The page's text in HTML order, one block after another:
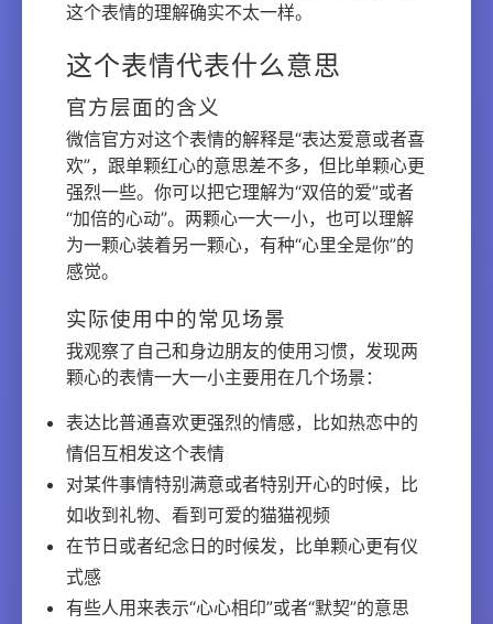
这个表情的理解确实不太一样。
这个表情代表什么意思
官方层面的含义
微信官方对这个表情的解释是“表达爱意或者喜
欢”，跟单颗红心的意思差不多，但比单颗心更
强烈一些。你可以把它理解为“双倍的爱”或者
“加倍的心动”。两颗心一大一小，也可以理解
为一颗心装着另一颗心，有种“心里全是你”的
感觉。
实际使用中的常见场景
我观察了自己和身边朋友的使用习惯，发现两
颗心的表情一大一小主要用在几个场景：
表达比普通喜欢更强烈的情感，比如热恋中的
情侣互相发这个表情
对某件事情特别满意或者特别开心的时候，比
如收到礼物、看到可爱的猫猫视频
在节日或者纪念日的时候发，比单颗心更有仪
式感
有些人用来表示“心心相印”或者“默契”的意思